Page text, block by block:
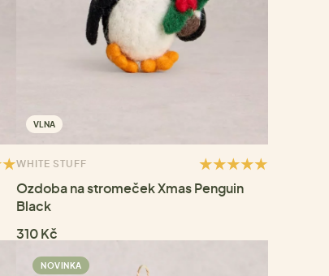
VLNA
WHITE STUFF
Ozdoba na stromeček Xmas Penguin
Black
310 Kč
NOVINKA